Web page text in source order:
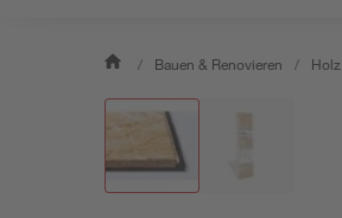
/ Bauen & Renovieren / Holz